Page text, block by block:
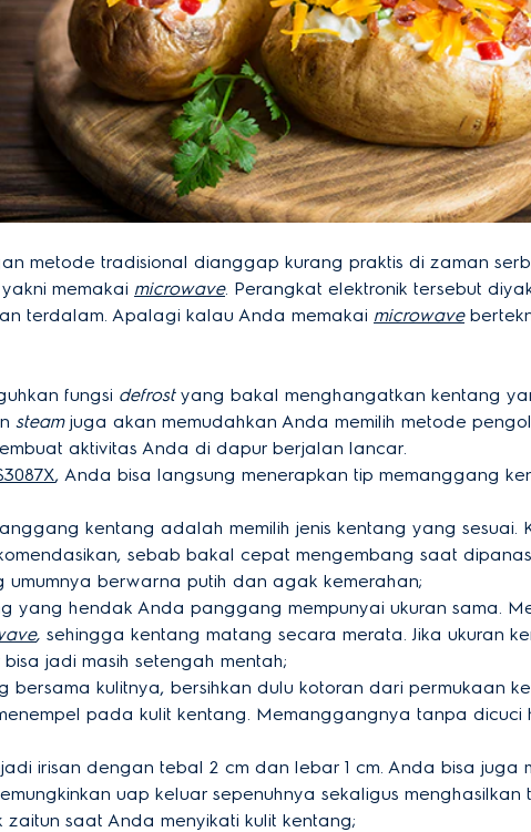
metode tradisional dianggap kurang praktis di zaman
memakai microwave. Perangkat elektronik tersebut
terdalam. Apalagi kalau Anda memakai microwave
fungsi defrost yang bakal menghangatkan kentang
steam juga akan memudahkan Anda memilih metode
aktivitas Anda di dapur berjalan lancar.
, Anda bisa langsung menerapkan tip memanggang
kentang adalah memilih jenis kentang yang
sebab bakal cepat mengembang saat
berwarna putih dan agak kemerahan;
yang hendak Anda panggang mempunyai ukuran sama.
, sehingga kentang matang secara merata. Jika ukuran
jadi masih setengah mentah;
bersama kulitnya, bersihkan dulu kotoran dari permukaan
pada kulit kentang. Memanggangnya tanpa
irisan dengan tebal 2 cm dan lebar 1 cm. Anda bisa juga
uap keluar sepenuhnya sekaligus
saat Anda menyikati kulit kentang;